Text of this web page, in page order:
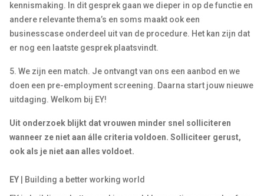
kennismaking. In dit gesprek gaan we dieper in op de functie en
andere relevante thema’s en soms maakt ook een
businesscase onderdeel uit van de procedure. Het kan zijn dat
er nog een laatste gesprek plaatsvindt.
5. We zijn een match. Je ontvangt van ons een aanbod en we
doen een pre-employment screening. Daarna start jouw nieuwe
uitdaging. Welkom bij EY!
Uit onderzoek blijkt dat vrouwen minder snel solliciteren
wanneer ze niet aan álle criteria voldoen. Solliciteer gerust,
ook als je niet aan alles voldoet.
EY
| Building a better working world